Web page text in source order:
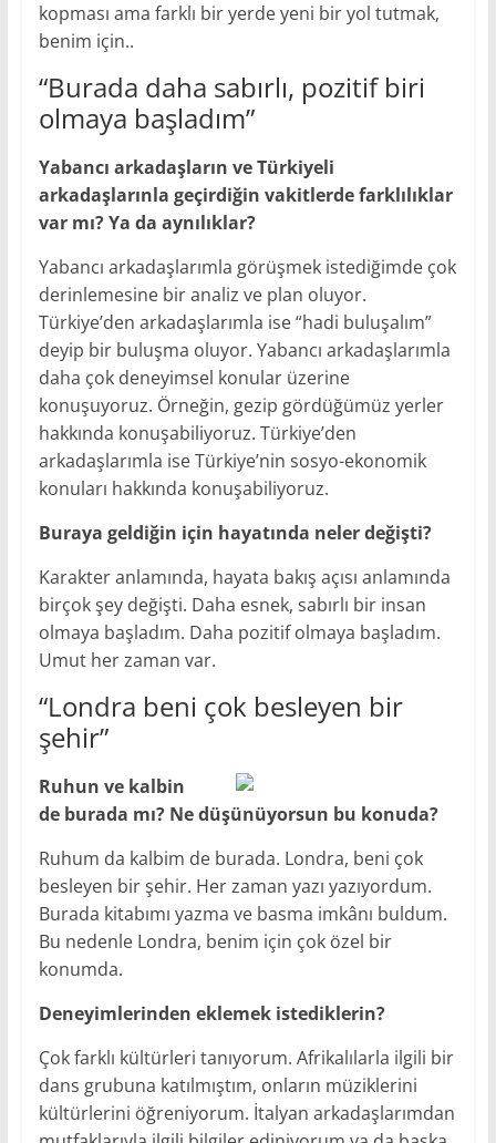
kopması ama farklı bir yerde yeni bir yol tutmak,
benim için..
“Burada daha sabırlı, pozitif biri
olmaya başladım”
Yabancı arkadaşların ve Türkiyeli
arkadaşlarınla geçirdiğin vakitlerde farklılıklar
var mı? Ya da aynılıklar?
Yabancı arkadaşlarımla görüşmek istediğimde çok
derinlemesine bir analiz ve plan oluyor.
Türkiye’den arkadaşlarımla ise “hadi buluşalım”
deyip bir buluşma oluyor. Yabancı arkadaşlarımla
daha çok deneyimsel konular üzerine
konuşuyoruz. Örneğin, gezip gördüğümüz yerler
hakkında konuşabiliyoruz. Türkiye’den
arkadaşlarımla ise Türkiye’nin sosyo-ekonomik
konuları hakkında konuşabiliyoruz.
Buraya geldiğin için hayatında neler değişti?
Karakter anlamında, hayata bakış açısı anlamında
birçok şey değişti. Daha esnek, sabırlı bir insan
olmaya başladım. Daha pozitif olmaya başladım.
Umut her zaman var.
“Londra beni çok besleyen bir
şehir”
Ruhun ve kalbin
de burada mı? Ne düşünüyorsun bu konuda?
Ruhum da kalbim de burada. Londra, beni çok
besleyen bir şehir. Her zaman yazı yazıyordum.
Burada kitabımı yazma ve basma imkânı buldum.
Bu nedenle Londra, benim için çok özel bir
konumda.
Deneyimlerinden eklemek istediklerin?
Çok farklı kültürleri tanıyorum. Afrikalılarla ilgili bir
dans grubuna katılmıştım, onların müziklerini
kültürlerini öğreniyorum. İtalyan arkadaşlarımdan